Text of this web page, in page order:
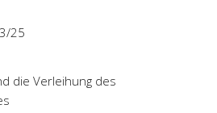
25
die Verleihung des